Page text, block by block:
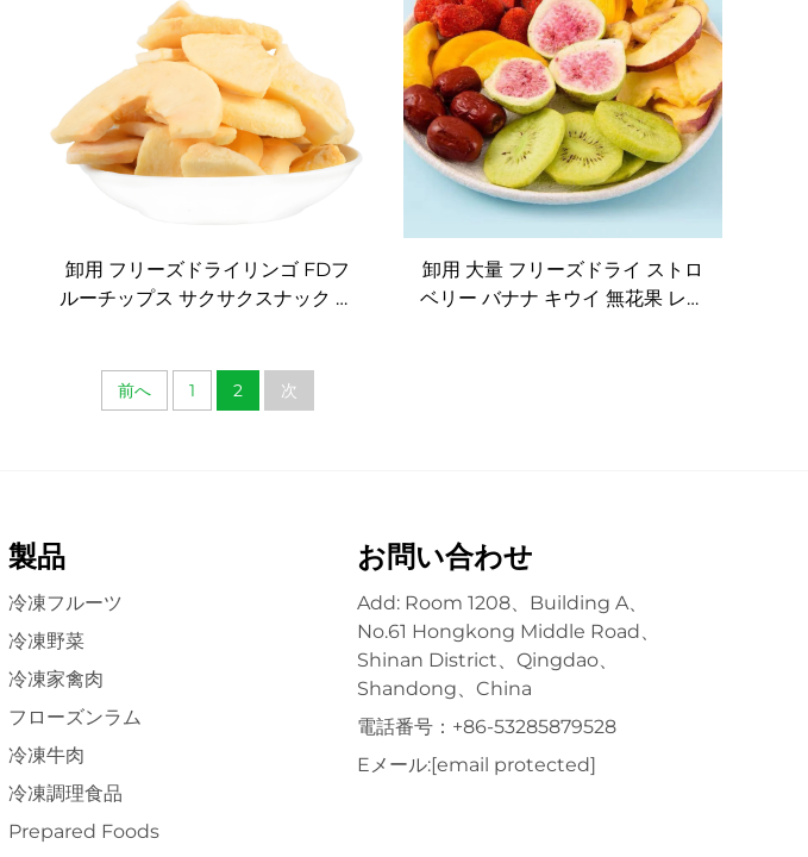
卸用 フリーズドライリンゴ FDフ
ルーチップス サクサクスナック ス
卸用 大量 フリーズドライ ストロ
ベリー バナナ キウイ 無花果 レッ
前へ 1 2 次
製品
冷凍フルーツ
冷凍野菜
冷凍家禽肉
フローズンラム
冷凍牛肉
冷凍調理食品
Prepared Foods
お問い合わせ
Add: Room 1208、Building A、
No.61 Hongkong Middle Road、
Shinan District、Qingdao、
Shandong、China
電話番号： +86-53285879528
Eメール:[email protected]